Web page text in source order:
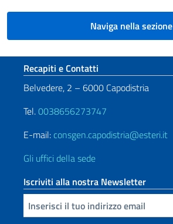
Naviga nella sezione
Sezione footer
Recapiti e Contatti
Belvedere, 2 – 6000 Capodistria
Tel.0038656273747
E-mail: consgen.capodistria@esteri.it
Gli uffici della sede
Iscriviti alla nostra Newsletter
Inserisci la tua email